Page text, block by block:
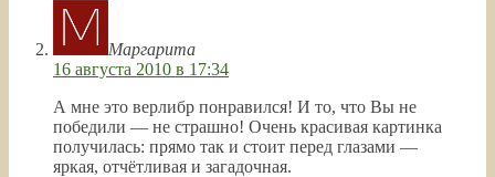
Маргарита
16 августа 2010 в 17:34
А мне это верлибр понравился! И то, что Вы не
победили — не страшно! Очень красивая картинка
получилась: прямо так и стоит перед глазами —
яркая, отчётливая и загадочная.